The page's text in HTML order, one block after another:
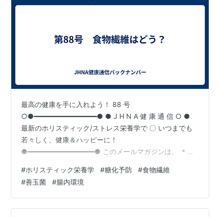
最高の健康を手に入れよう！ 88 号
○●━━━━━━━━━━━━━━━━● ● J H N A 健 康 通 信 ○ ●
最新のホリスティック/ストレス栄養学で 〇 いつまでも
若々しく、健康＆ハッピーに！
●━━━━━━━━━━━━━━━━━● このメールマガジンは、 ＊健
体のどこも悪くない、健康のはずなのに 体調がすぐれな
い。 ＊実年齢より、10歳若がえりたい！ ＊とにかく、健
康レベルをアップさせたい！ そんな、あなたのためにお
届けします。 前回の配信後、多くのメールを いただき、
#ホリスティック栄養学 #糖化予防 #食物繊維
#善玉菌 #腸内環境